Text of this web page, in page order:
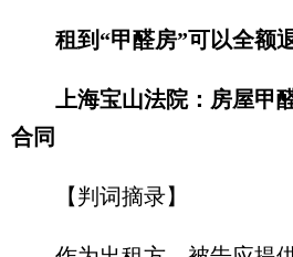
租到“甲醛房”可以全额
上海宝山法院：房屋甲
合同
【判词摘录】